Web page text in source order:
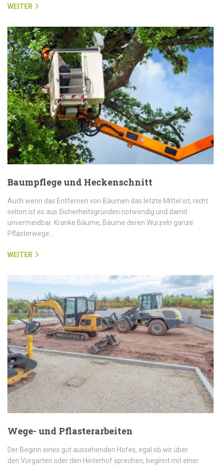
WEITER
Baumpflege und Heckenschnitt
Auch wenn das Entfernen von Bäumen das letzte Mittel ist, nicht
selten ist es aus Sicherheitsgründen notwendig und damit
unvermeidbar. Kranke Bäume, Bäume deren Wurzeln ganze
Pflasterwege…
WEITER
Wege- und Pflasterarbeiten
Der Beginn eines gut aussehenden Hofes, egal ob wir über
den Vorgarten oder den Hinterhof sprechen, beginnt mit einer